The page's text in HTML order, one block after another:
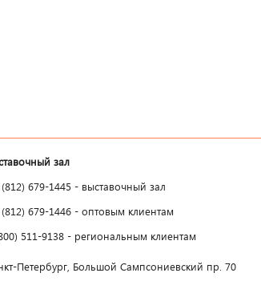
зал
679-1445 - выставочный зал
679-1446 - оптовым клиентам
511-9138 - региональным клиентам
Петербург, Большой Сампсониевский пр. 70